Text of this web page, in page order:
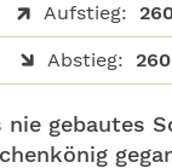
Aufstieg:
Abstieg:
nie gebautes